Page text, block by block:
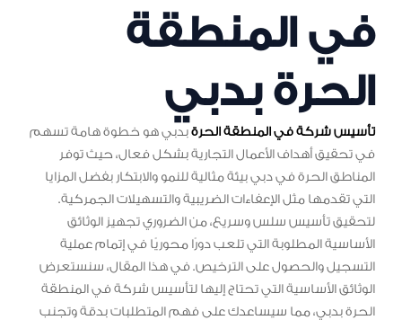
في المنطقة
الحرة بدبي
تأسيس شركة في المنطقة الحرةبدبي هو خطوة هامة تسهم
في تحقيق أهداف الأعمال التجارية بشكل فعال، حيث توفر
المناطق الحرة في دبي بيئة مثالية للنمو والابتكار بفضل المزايا
التي تقدمها مثل الإعفاءات الضريبية والتسهيلات الجمركية.
لتحقيق تأسيس سلس وسريع، من الضروري تجهيز الوثائق
الأساسية المطلوبة التي تلعب دورًا محوريًا في إتمام عملية
التسجيل والحصول على الترخيص. في هذا المقال، سنستعرض
الوثائق الأساسية التي تحتاج إليها لتأسيس شركة في المنطقة
الحرة بدبي، مما سيساعدك على فهم المتطلبات بدقة وتجنب